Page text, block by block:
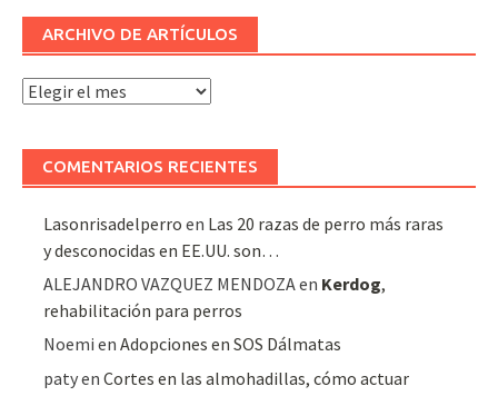
ARCHIVO DE ARTÍCULOS
Archivo
COMENTARIOS RECIENTES
Lasonrisadelperro en Las 20 razas de perro más raras
y desconocidas en EE.UU. son…
ALEJANDRO VAZQUEZ MENDOZAen Kerdog,
rehabilitación para perros
Noemi enAdopciones en SOS Dálmatas
patyenCortes en las almohadillas, cómo actuar